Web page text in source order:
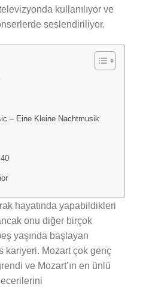
kullanılıyor ve
seslendiriliyor.
– Eine Kleine Nachtmusik
hayatında yapabildikleri
onu diğer birçok
yaşında başlayan
kariyeri. Mozart çok genç
ve Mozart’ın en ünlü